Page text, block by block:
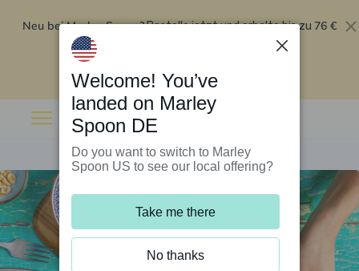
Neu bei Marley Spoon?Bestelle jetzt und erhalte bis zu 76 €
Rabatt auf deine ersten fünf Boxen
Welcome! You’ve
landed on Marley
Spoon DE
Do you want to switch to Marley
Spoon US to see our local offering?
Take me there
No thanks